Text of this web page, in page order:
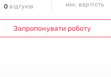
0 відгуків мін. вартість
Запропонувати роботу